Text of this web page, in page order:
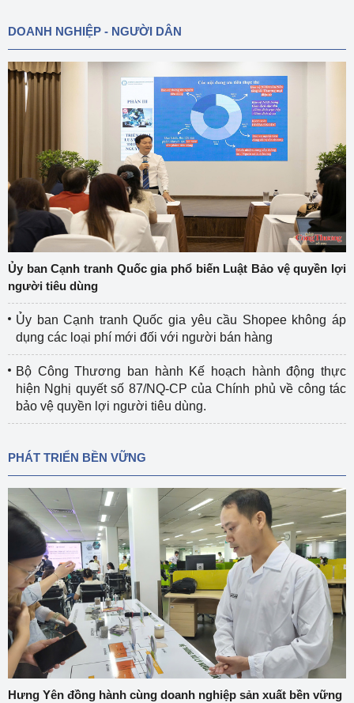
DOANH NGHIỆP - NGƯỜI DÂN
Ủy ban Cạnh tranh Quốc gia phổ biến Luật Bảo vệ quyền lợi
người tiêu dùng
Ủy ban Cạnh tranh Quốc gia yêu cầu Shopee không áp
dụng các loại phí mới đối với người bán hàng
Bộ Công Thương ban hành Kế hoạch hành động thực
hiện Nghị quyết số 87/NQ-CP của Chính phủ về công tác
bảo vệ quyền lợi người tiêu dùng.
PHÁT TRIỂN BỀN VỮNG
Hưng Yên đồng hành cùng doanh nghiệp sản xuất bền vững